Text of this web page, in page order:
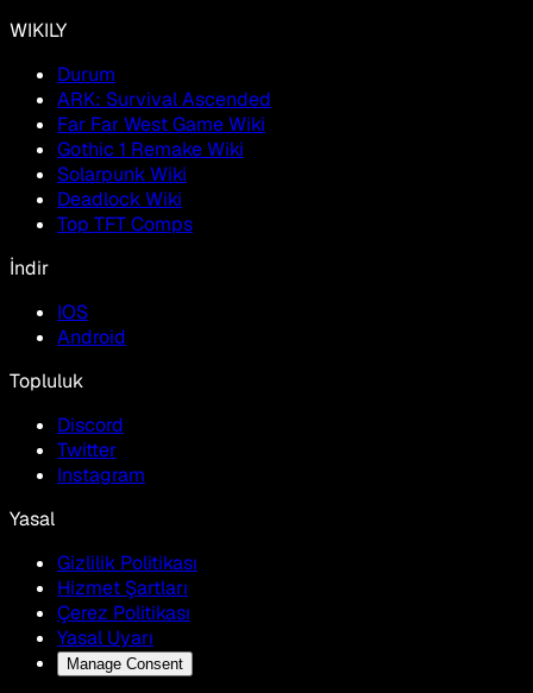
WIKILY
Durum
ARK: Survival Ascended
Far Far West Game Wiki
Gothic 1 Remake Wiki
Solarpunk Wiki
Deadlock Wiki
Top TFT Comps
İndir
IOS
Android
Topluluk
Discord
Twitter
Instagram
Yasal
Gizlilik Politikası
Hizmet Şartları
Çerez Politikası
Yasal Uyarı
Manage Consent